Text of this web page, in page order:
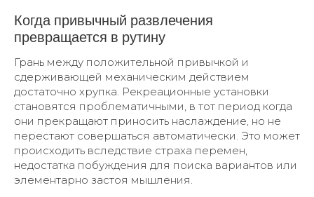
Когда привычный развлечения
превращается в рутину
Грань между положительной привычкой и
сдерживающей механическим действием
достаточно хрупка. Рекреационные установки
становятся проблематичными, в тот период когда
они прекращают приносить наслаждение, но не
перестают совершаться автоматически. Это может
происходить вследствие страха перемен,
недостатка побуждения для поиска вариантов или
элементарно застоя мышления.